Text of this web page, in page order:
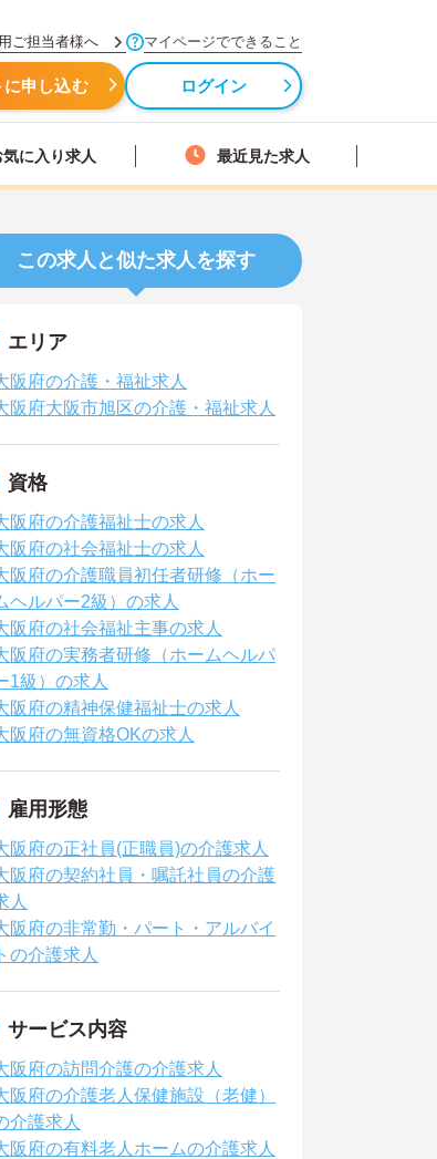
ご担当者様へ マイページでできること
申し込む ログイン
気に入り求人 最近見た求人
この求人と似た求人を探す
エリア
阪府の介護・福祉求人
阪府大阪市旭区の介護・福祉求人
資格
阪府の介護福祉士の求人
阪府の社会福祉士の求人
阪府の介護職員初任者研修（ホー
ヘルパー2級）の求人
阪府の社会福祉主事の求人
阪府の実務者研修（ホームヘルパ
1級）の求人
阪府の精神保健福祉士の求人
阪府の無資格OKの求人
雇用形態
阪府の正社員(正職員)の介護求人
阪府の契約社員・嘱託社員の介護
人
阪府の非常勤・パート・アルバイ
トの介護求人
サービス内容
阪府の訪問介護の介護求人
阪府の介護老人保健施設（老健）
介護求人
阪府の有料老人ホームの介護求人